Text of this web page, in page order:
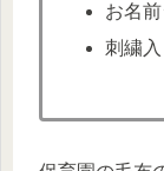
お名
刺繍